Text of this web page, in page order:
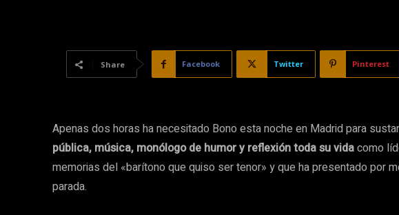
Share Facebook Twitter Pinterest
Apenas dos horas ha necesitado Bono esta noche en Madrid para
pública, música, monólogo de humor y reflexión toda su vidacomo
memorias del «barítono que quiso ser tenor» y que ha presentado por
parada.